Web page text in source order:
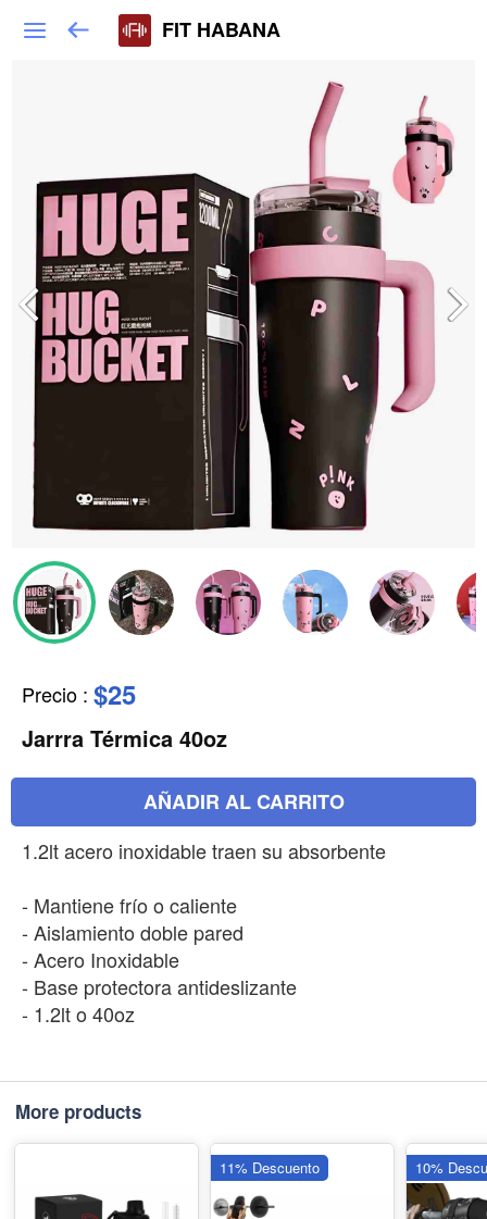
FIT HABANA
Precio : $25
Jarrra Térmica 40oz
AÑADIR AL CARRITO
1.2lt acero inoxidable traen su absorbente
- Mantiene frío o caliente
- Aislamiento doble pared
- Acero Inoxidable
- Base protectora antideslizante
- 1.2lt o 40oz
More products
11% Descuento 10%